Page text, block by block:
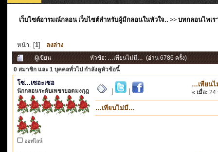
เว็บไซต์อารมณ์กลอน เว็บไซต์สำหรับผู้มีกลอนในหัวใจ.. >>บทกลอนไพเร
หน้า: [1] ลงล่าง
ผู้เขียน
หัวข้อ: …เทียนไม่มี… (อ่าน 6786 ครั้ง)
0 สมาชิก และ 1 บุคคลทั่วไป กำลังดูหัวข้อนี้
โซ...เซอะเซอ
นักกลอนระดับเพชรยอดมงกุฎ
ออฟไลน์
…เทียน
« เมื่อ: 24
…เทียนไม่มี…